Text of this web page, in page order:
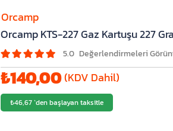
Orcamp KTS-227 Gaz Kartuşu 227
5.0
₺140,00(KDV Dahil)
₺46,67`den başlayan taksitle
Orcamp